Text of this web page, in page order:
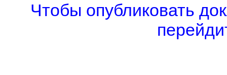
Чтобы опубликовать